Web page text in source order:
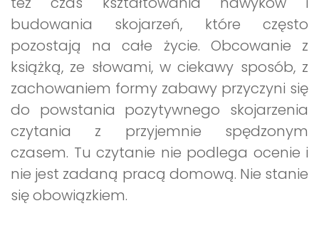
budowania skojarzeń, które często
pozostają na całe życie. Obcowanie z
książką, ze słowami, w ciekawy sposób, z
zachowaniem formy zabawy przyczyni się
do powstania pozytywnego skojarzenia
czytania z przyjemnie spędzonym
czasem. Tu czytanie nie podlega ocenie i
nie jest zadaną pracą domową. Nie stanie
się obowiązkiem.